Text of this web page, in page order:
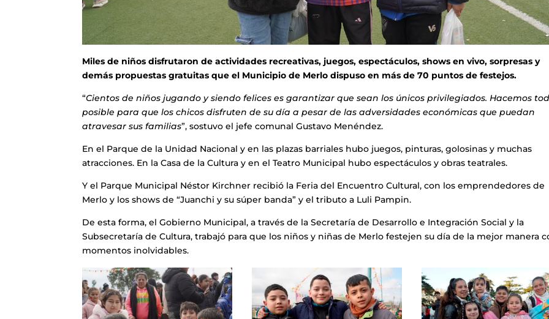
Miles de niños disfrutaron de actividades recreativas, juegos, espectáculos, shows en vivo, sorpresas y
demás propuestas gratuitas que el Municipio de Merlo dispuso en más de 70 puntos de festejos.
“Cientos de niños jugando y siendo felices es garantizar que sean los únicos privilegiados. Hacemos
posible para que los chicos disfruten de su día a pesar de las adversidades económicas que puedan
atravesar sus familias”, sostuvo el jefe comunal Gustavo Menéndez.
En el Parque de la Unidad Nacional y en las plazas barriales hubo juegos, pinturas, golosinas y muchas
atracciones. En la Casa de la Cultura y en el Teatro Municipal hubo espectáculos y obras teatrales.
Y el Parque Municipal Néstor Kirchner recibió la Feria del Encuentro Cultural, con los emprendedores de
Merlo y los shows de “Juanchi y su súper banda” y el tributo a Luli Pampin.
De esta forma, el Gobierno Municipal, a través de la Secretaría de Desarrollo e Integración Social y la
Subsecretaría de Cultura, trabajó para que los niños y niñas de Merlo festejen su día de la mejor manera
momentos inolvidables.